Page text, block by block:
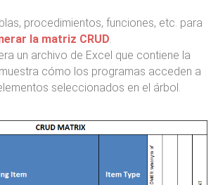
procedimientos, funciones, etc. para
la matriz CRUD
un archivo de Excel que contiene la
cómo los programas acceden a
seleccionados en el árbol.